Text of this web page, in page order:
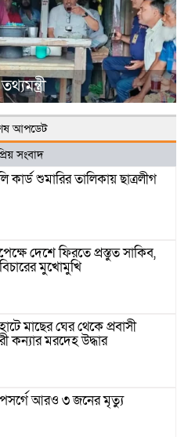
আপডেট
সংবাদ
কার্ড শুমারির তালিকায় ছাত্রলীগ
দেশে ফিরতে প্রস্তুত সাকিব,
মুখোমুখি
মাছের ঘের থেকে প্রবাসী
কন্যার মরদেহ উদ্ধার
আরও ৩ জনের মৃত্যু